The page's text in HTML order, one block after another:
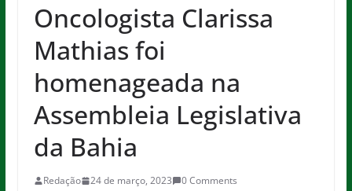
Oncologista Clarissa
Mathias foi
homenageada na
Assembleia Legislativa
da Bahia
Redação 24 de março, 2023 0 Comments